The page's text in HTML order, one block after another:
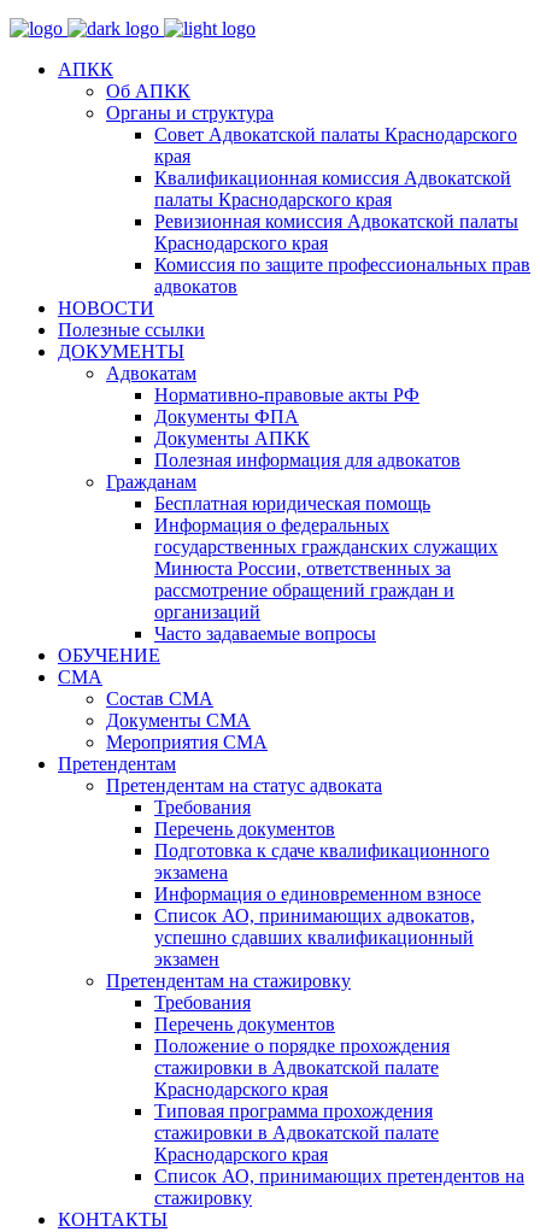
АПКК
Об АПКК
Органы и структура
Совет Адвокатской палаты Краснодарского
края
Квалификационная комиссия Адвокатской
палаты Краснодарского края
Ревизионная комиссия Адвокатской палаты
Краснодарского края
Комиссия по защите профессиональных прав
адвокатов
НОВОСТИ
Полезные ссылки
ДОКУМЕНТЫ
Адвокатам
Нормативно-правовые акты РФ
Документы ФПА
Документы АПКК
Полезная информация для адвокатов
Гражданам
Бесплатная юридическая помощь
Информация о федеральных
государственных гражданских служащих
Минюста России, ответственных за
рассмотрение обращений граждан и
организаций
Часто задаваемые вопросы
ОБУЧЕНИЕ
СМА
Состав СМА
Документы СМА
Мероприятия СМА
Претендентам
Претендентам на статус адвоката
Требования
Перечень документов
Подготовка к сдаче квалификационного
экзамена
Информация о единовременном взносе
Список АО, принимающих адвокатов,
успешно сдавших квалификационный
экзамен
Претендентам на стажировку
Требования
Перечень документов
Положение о порядке прохождения
стажировки в Адвокатской палате
Краснодарского края
Типовая программа прохождения
стажировки в Адвокатской палате
Краснодарского края
Список АО, принимающих претендентов на
стажировку
КОНТАКТЫ